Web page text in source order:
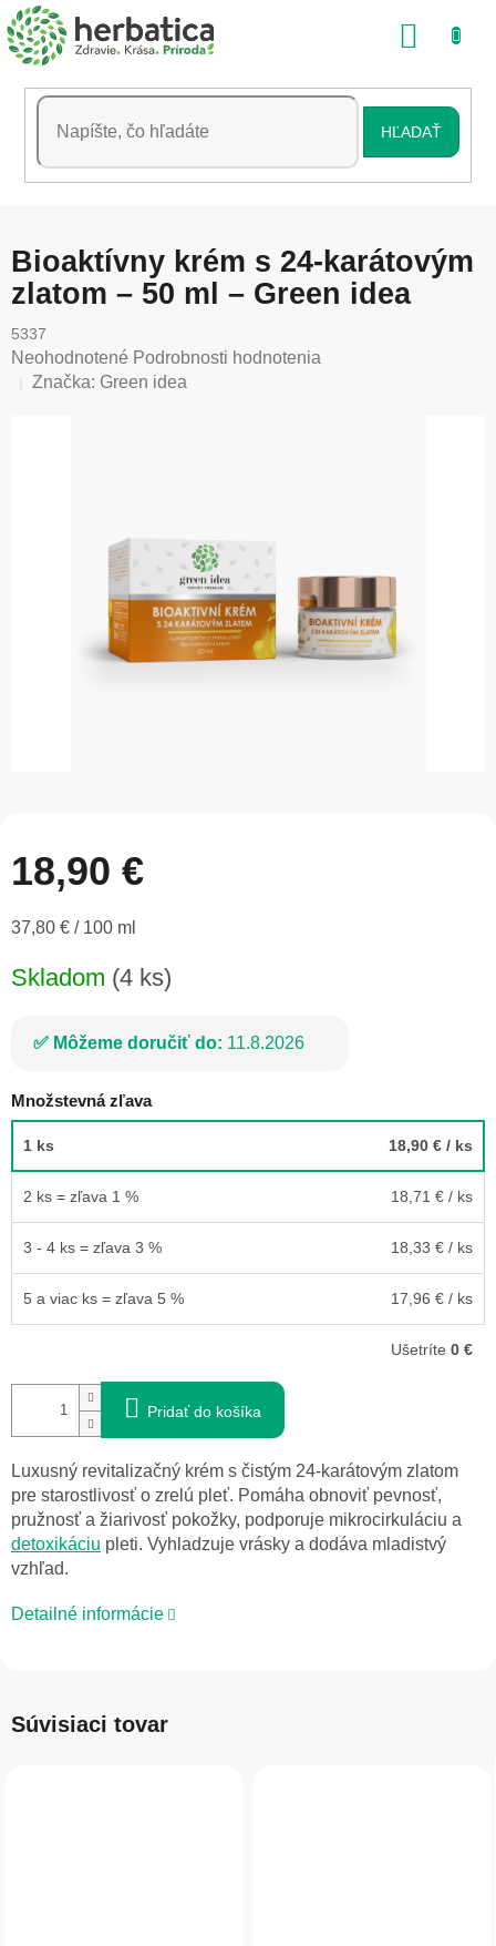
Prejsť
na
obsah
HĽADAŤ
Bioaktívny krém s 24-karátovým
zlatom – 50 ml – Green idea
5337
Priemerné
hodnotenie
Neohodnotené Podrobnosti hodnotenia
Značka: Green idea
18,90 €
Jednotková
37,80 € / 100 ml
Skladom (4 ks)
Môžeme doručiť do: 11.8.2026
Množstevná zľava
1 ks 18,90 € / ks
2 ks = zľava 1 % 18,71 € / ks
3 - 4 ks = zľava 3 % 18,33 € / ks
5 a viac ks = zľava 5 % 17,96 € / ks
Ušetríte 0 €
Pridať do košíka
Luxusný revitalizačný krém s čistým 24-karátovým zlatom
pre starostlivosť o zrelú pleť. Pomáha obnoviť pevnosť,
pružnosť a žiarivosť pokožky, podporuje mikrocirkuláciu a
detoxikáciu pleti. Vyhladzuje vrásky a dodáva mladistvý
vzhľad.
Detailné informácie
Súvisiaci tovar